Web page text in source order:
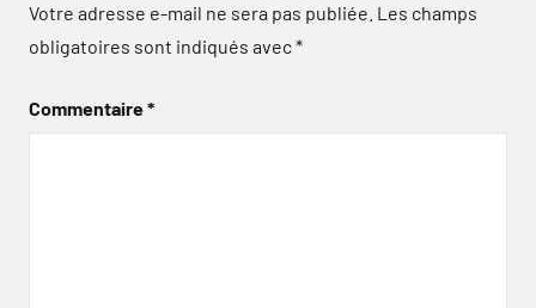
Votre adresse e-mail ne sera pas publiée. Les champs
obligatoires sont indiqués avec*
Commentaire*